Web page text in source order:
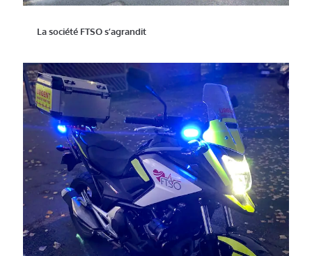
La société FTSO s’agrandit